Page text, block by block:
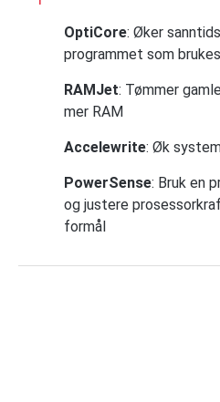
OptiCore: Øker
programmet som
RAMJet: Tømmer
mer RAM
Accelewrite: Øk
PowerSense: Bruk en
og justere
formål